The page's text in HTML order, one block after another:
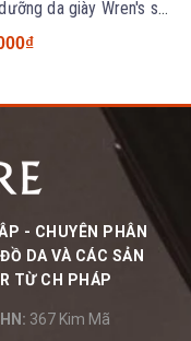
Kem dưỡng da giày Wren's shoe cream
- CHUYÊN PHÂN
DA VÀ CÁC SẢN
TỪ CH PHÁP
367 Kim Mã